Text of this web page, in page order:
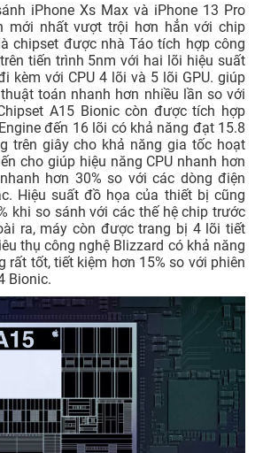
iPhone Xs Max và iPhone 13 Pro
mới nhất vượt trội hơn hẳn với chip
chipset được nhà Táo tích hợp công
tiến trình 5nm với hai lõi hiệu suất
kèm với CPU 4 lõi và 5 lõi GPU. giúp
toán nhanh hơn nhiều lần so với
A15 Bionic còn được tích hợp
đến 16 lõi có khả năng đạt 15.8
trên giây cho khả năng gia tốc hoạt
cho giúp hiệu năng CPU nhanh hơn
hơn 30% so với các dòng điện
Hiệu suất đồ họa của thiết bị cũng
khi so sánh với các thế hệ chip trước
ra, máy còn được trang bị 4 lõi tiết
thụ công nghệ Blizzard có khả năng
rất tốt, tiết kiệm hơn 15% so với phiên
Bionic.